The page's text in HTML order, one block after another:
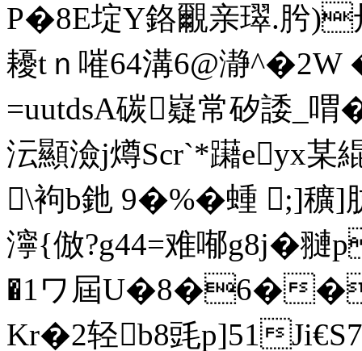
P�8E埞Y鉻覼亲璻.肹
耰tｎ嗺64溝6@瀞
=uutdsA碳嶷常矽諉_
沄顯澰j燇Scr`*躤eyx某
\袧b釶 9�%�蝩 ;]穬]
濘{倣?g44=难喐g8j�翴
�1ワ屆U�8�6�
Κr�2轻b8毭p]51